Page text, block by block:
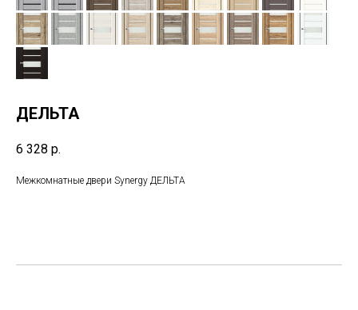
ДЕЛЬТА
6 328 р.
Межкомнатные двери Synergy ДЕЛЬТА